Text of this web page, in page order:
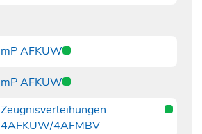
mP AFKUW
mP AFKUW
Zeugnisverleihungen
4AFKUW/4AFMBV